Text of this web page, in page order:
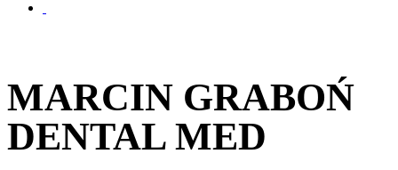
MARCIN GRABOŃ
DENTAL MED